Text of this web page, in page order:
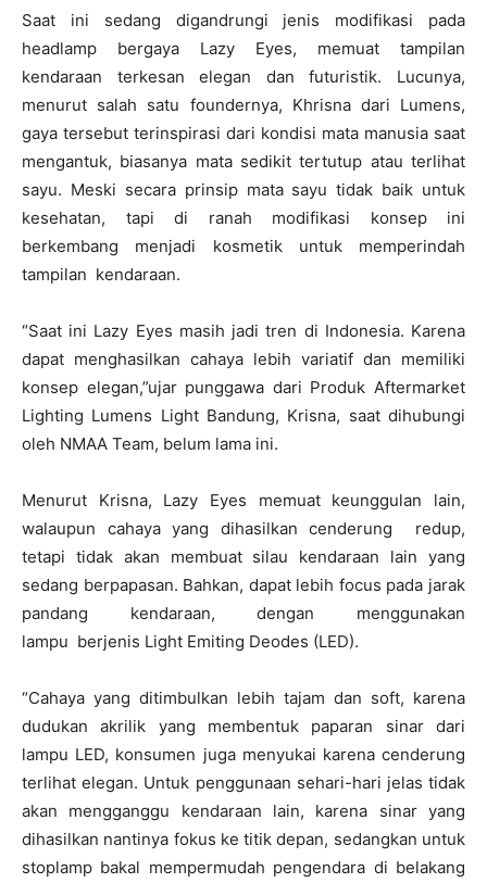
Saat ini sedang digandrungi jenis modifikasi pada
headlamp bergaya Lazy Eyes, memuat tampilan
kendaraan terkesan elegan dan futuristik. Lucunya,
menurut salah satu foundernya, Khrisna dari Lumens,
gaya tersebut terinspirasi dari kondisi mata manusia saat
mengantuk, biasanya mata sedikit tertutup atau terlihat
sayu. Meski secara prinsip mata sayu tidak baik untuk
kesehatan, tapi di ranah modifikasi konsep ini
berkembang menjadi kosmetik untuk memperindah
tampilan kendaraan.
“Saat ini Lazy Eyes masih jadi tren di Indonesia. Karena
dapat menghasilkan cahaya lebih variatif dan memiliki
konsep elegan,”ujar punggawa dari Produk Aftermarket
Lighting Lumens Light Bandung, Krisna, saat dihubungi
oleh NMAA Team, belum lama ini.
Menurut Krisna, Lazy Eyes memuat keunggulan lain,
walaupun cahaya yang dihasilkan cenderung redup,
tetapi tidak akan membuat silau kendaraan lain yang
sedang berpapasan. Bahkan, dapat lebih focus pada jarak
pandang kendaraan, dengan menggunakan
lampu berjenis Light Emiting Deodes (LED).
“Cahaya yang ditimbulkan lebih tajam dan soft, karena
dudukan akrilik yang membentuk paparan sinar dari
lampu LED, konsumen juga menyukai karena cenderung
terlihat elegan. Untuk penggunaan sehari-hari jelas tidak
akan mengganggu kendaraan lain, karena sinar yang
dihasilkan nantinya fokus ke titik depan, sedangkan untuk
stoplamp bakal mempermudah pengendara di belakang